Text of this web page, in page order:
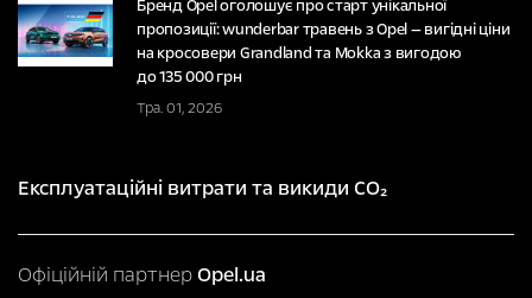
Бренд Opel оголошує про старт унікальної
пропозиції: wunderbar травень з Opel — вигідні ціни
на кросовери Grandland та Mokka з вигодою
до 135 000 грн
Тра. 01, 2026
Експлуатаційні витрати та викиди CO₂
Офіційній партнерOpel.ua